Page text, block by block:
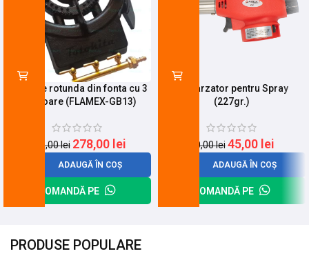
Pirostrie rotunda din fonta cu 3
arzatoare (FLAMEX-GB13)
355,00lei 278,00 lei
ADAUGĂ ÎN COȘ
COMANDĂ PE
Cap arzator pentru Spray
(227gr.)
60,00lei 45,00 lei
ADAUGĂ ÎN COȘ
COMANDĂ PE
PRODUSE POPULARE